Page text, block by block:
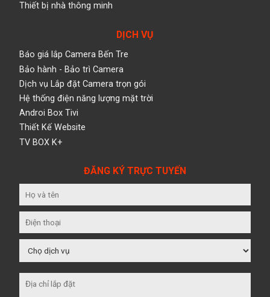
Thiết bị nhà thông minh
DỊCH VỤ
Báo giá lắp Camera Bến Tre
Bảo hành - Bảo trì Camera
Dịch vụ Lắp đặt Camera trọn gói
Hệ thống điện năng lượng mặt trời
Androi Box Tivi
Thiết Kế Website
TV BOX K+
ĐĂNG KÝ TRỰC TUYẾN